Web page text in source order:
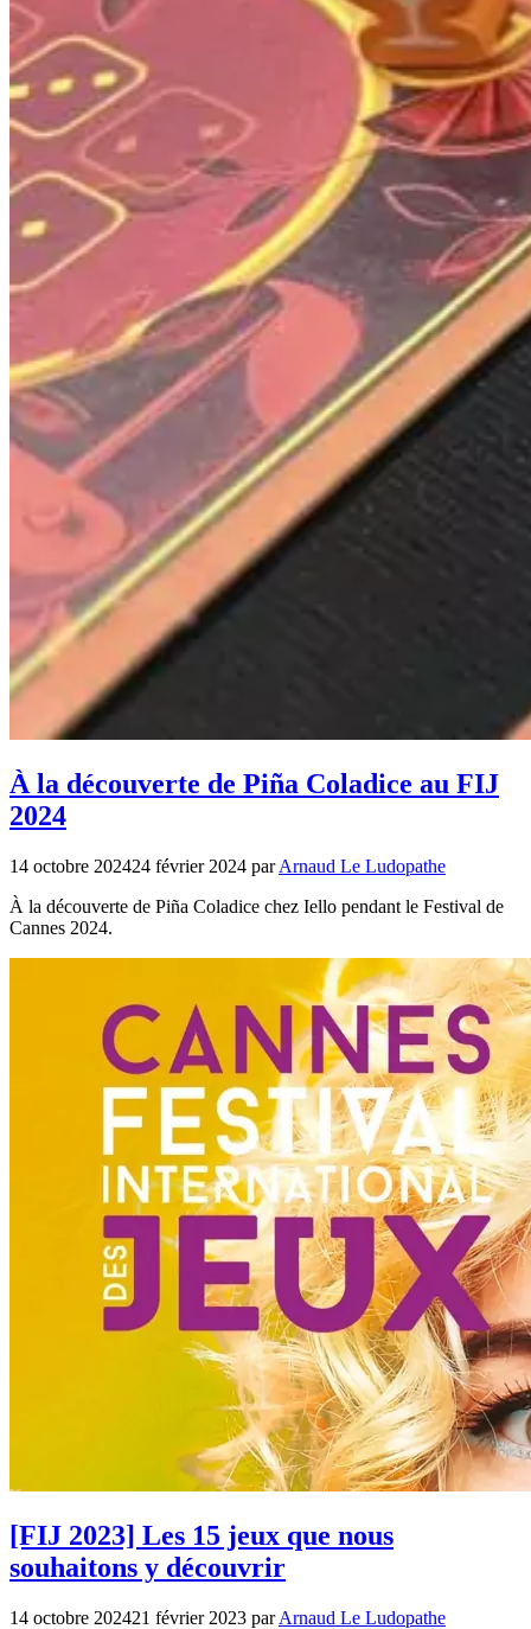
À la découverte de Piña Coladice au FIJ
2024
14 octobre 202424 février 2024 parArnaud Le Ludopathe
À la découverte de Piña Coladice chez Iello pendant le Festival de
Cannes 2024.
[FIJ 2023] Les 15 jeux que nous
souhaitons y découvrir
14 octobre 202421 février 2023 parArnaud Le Ludopathe